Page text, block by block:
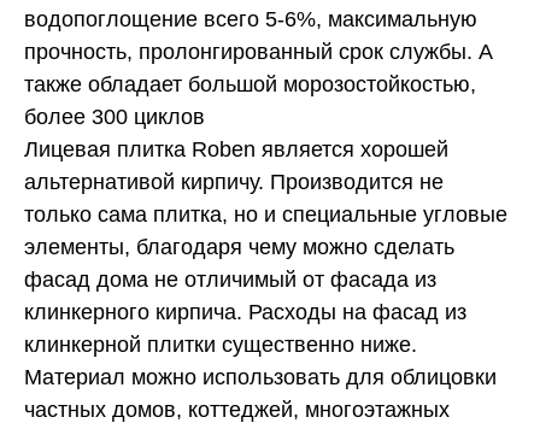
водопоглощение всего 5-6%, максимальную
прочность, пролонгированный срок службы. А
также обладает большой морозостойкостью,
более 300 циклов
Лицевая плитка Roben является хорошей
альтернативой кирпичу. Производится не
только сама плитка, но и специальные угловые
элементы, благодаря чему можно сделать
фасад дома не отличимый от фасада из
клинкерного кирпича. Расходы на фасад из
клинкерной плитки существенно ниже.
Материал можно использовать для облицовки
частных домов, коттеджей, многоэтажных